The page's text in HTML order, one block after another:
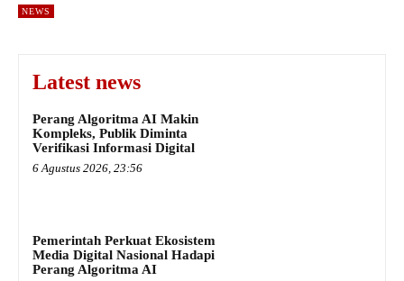
NEWS
Latest news
Perang Algoritma AI Makin
Kompleks, Publik Diminta
Verifikasi Informasi Digital
6 Agustus 2026, 23:56
Pemerintah Perkuat Ekosistem
Media Digital Nasional Hadapi
Perang Algoritma AI